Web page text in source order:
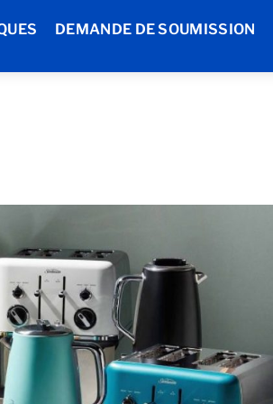
DEMANDE DE SOUMISSION